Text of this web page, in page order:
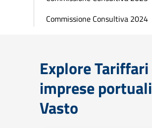
Commissione Consultiva 2024
Explore Tariffari
imprese portuali
Vasto